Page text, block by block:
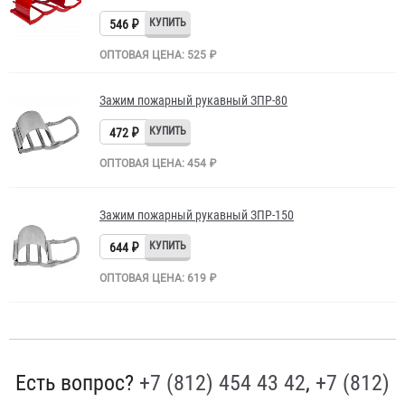
546 ₽
ОПТОВАЯ ЦЕНА: 525 ₽
Зажим пожарный рукавный ЗПР-80
472 ₽
ОПТОВАЯ ЦЕНА: 454 ₽
Зажим пожарный рукавный ЗПР-150
644 ₽
ОПТОВАЯ ЦЕНА: 619 ₽
Есть вопрос? +7 (812) 454 43 42, +7 (812)